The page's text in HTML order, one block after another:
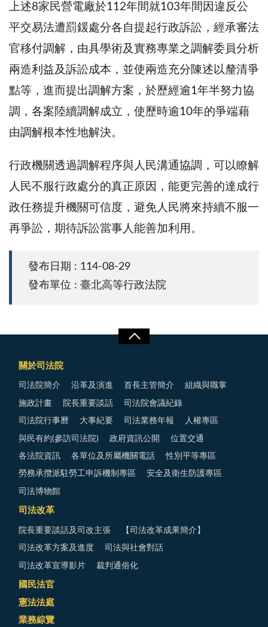
上述8家民營電廠於112年間就103年間因違反公
平交易法遭罰鍰處分各自提起行政訴訟，經承審法
官移付調解，由具學術及實務專業之調解委員分析
兩造利益及訴訟成本，並使兩造充分陳述以釐清爭
點等，進而提出調解方案，於歷經逾1年半努力協
調，各案陸續調解成立，使歷時逾10年的爭端藉
由調解根本性地解決。
行政機關透過調解程序與人民溝通協調，可以瞭解
人民不服行政處分的真正原因，能更完善的達成行
政任務提升機關可信度，避免人民將來持續不服一
再爭訟，期待訴訟當事人能善加利用。
發布日期 : 114-08-29
發布單位 : 臺北高等行政法院
關於司法院
司法院簡介 沿革及演進 首長主管簡介 組織與職掌
施政計畫 院長重要談話 司法院會議紀錄
司法院行事曆 大事紀要 司法業務年報 人權專區
與民有約(參訪司法院) 政府資訊公開 位置交通
各法院資訊 各單位及所屬機關電話 性別平等專區
勞務承攬派駐勞工申訴機制專區 安全及衛生防護專區
司法博物館
司法改革
院長重要談話及司改主張 【司法改革成果簡介】
司法改革方案及進度 司法與社會對話
司法改革宣導影片 裁判通俗化
國民法官
憲法法庭
業務綜覽